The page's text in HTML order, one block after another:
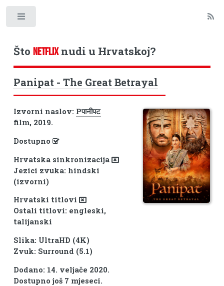
Što NETFLIXnudi u Hrvatskoj?
Panipat - The Great Betrayal
Izvorni naslov: Pपानीपट
film, 2019.
Dostupno
Hrvatska sinkronizacija
Jezici zvuka: hindski
(izvorni)
Hrvatski titlovi
Ostali titlovi: engleski,
talijanski
Slika: UltraHD (4K)
Zvuk: Surround (5.1)
Dodano: 14. veljače 2020.
Dostupno još 7 mjeseci.